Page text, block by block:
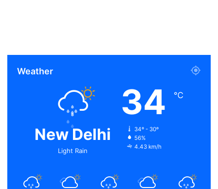
Weather
New Delhi
Light Rain
34 ℃
34º - 30º
56%
4.43 km/h